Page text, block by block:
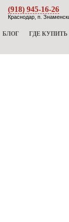
(918) 945-16-26
Краснодар, п.
БЛОГ ГДЕ КУПИТЬ